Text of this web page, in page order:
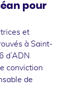
pour
et
à Saint-
d’ADN
conviction
de